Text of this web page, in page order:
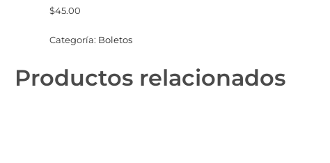
$45.00
Categoría: Boletos
Productos relacionados